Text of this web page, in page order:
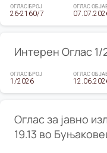
ОГЛАС БРОЈ
26-2160/7
ОГЛАС
Интерен Оглас 1/
ОГЛАС БРОЈ
1/2026
ОГЛАС
Оглас за јавно
19.13 во